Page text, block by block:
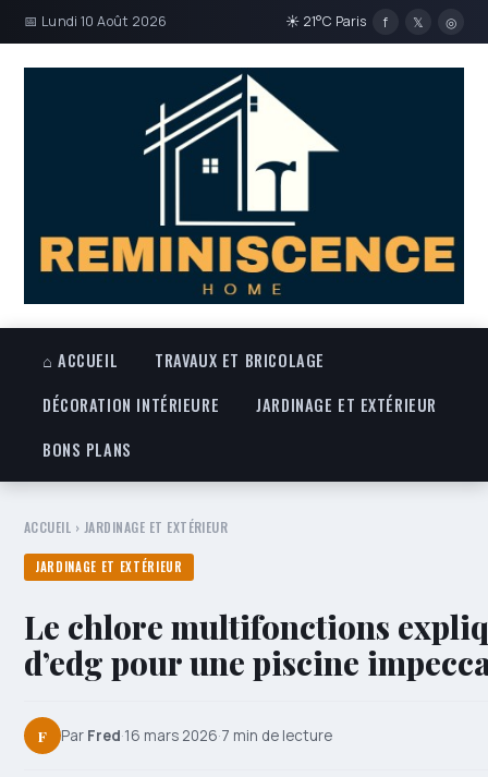
📅 Lundi 10 Août 2026 ☀ 21°C Paris f 𝕏 ◎
⌂ ACCUEIL
TRAVAUX ET BRICOLAGE
DÉCORATION INTÉRIEURE
JARDINAGE ET EXTÉRIEUR
BONS PLANS
ACCUEIL › JARDINAGE ET EXTÉRIEUR
JARDINAGE ET EXTÉRIEUR
Le chlore multifonctions
d’edg pour une piscine
F Par Fred·16 mars 2026·7 min de lecture